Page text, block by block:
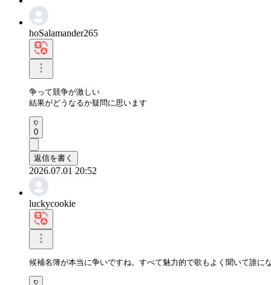
hoSalamander265
争って競争が激しい
結果がどうなるか疑問に思います
0
返信を書く
2026.07.01 20:52
luckycookie
候補名簿が本当に争いですね。すべて魅力的で歌もよく聞いて誰に